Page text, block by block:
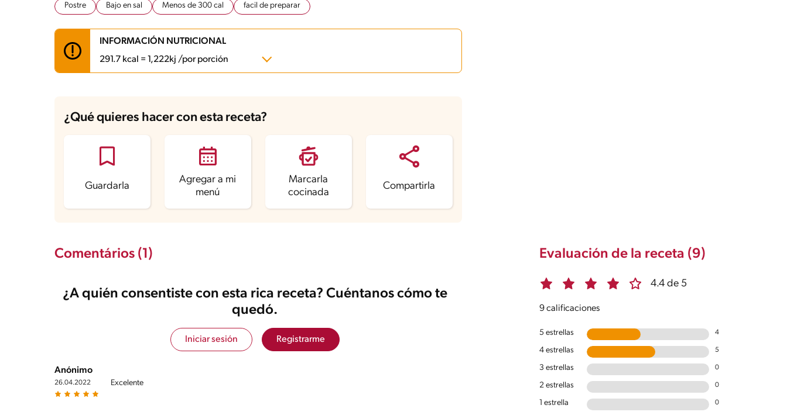
Postre Bajo en sal Menos de 300 cal facil de preparar
INFORMACIÓN NUTRICIONAL
291.7 kcal = 1,222kj /por porción
Energía
291.7 kcal
Grasas 9.5 g
Sodio
¿Qué quieres hacer con esta receta?
Guardarla
Agregar a mi
menú
Marcarla
cocinada
Compartirla
Evaluación de la receta (9)
4.4 de 5
9 calificaciones
5 estrellas 4
4 estrellas 5
3 estrellas 0
2 estrellas 0
1 estrella 0
Comentários (1)
¿A quién consentiste con esta rica receta? Cuéntanos cómo te
quedó.
Iniciar sesión Registrarme
Anónimo
26.04.2022 Excelente